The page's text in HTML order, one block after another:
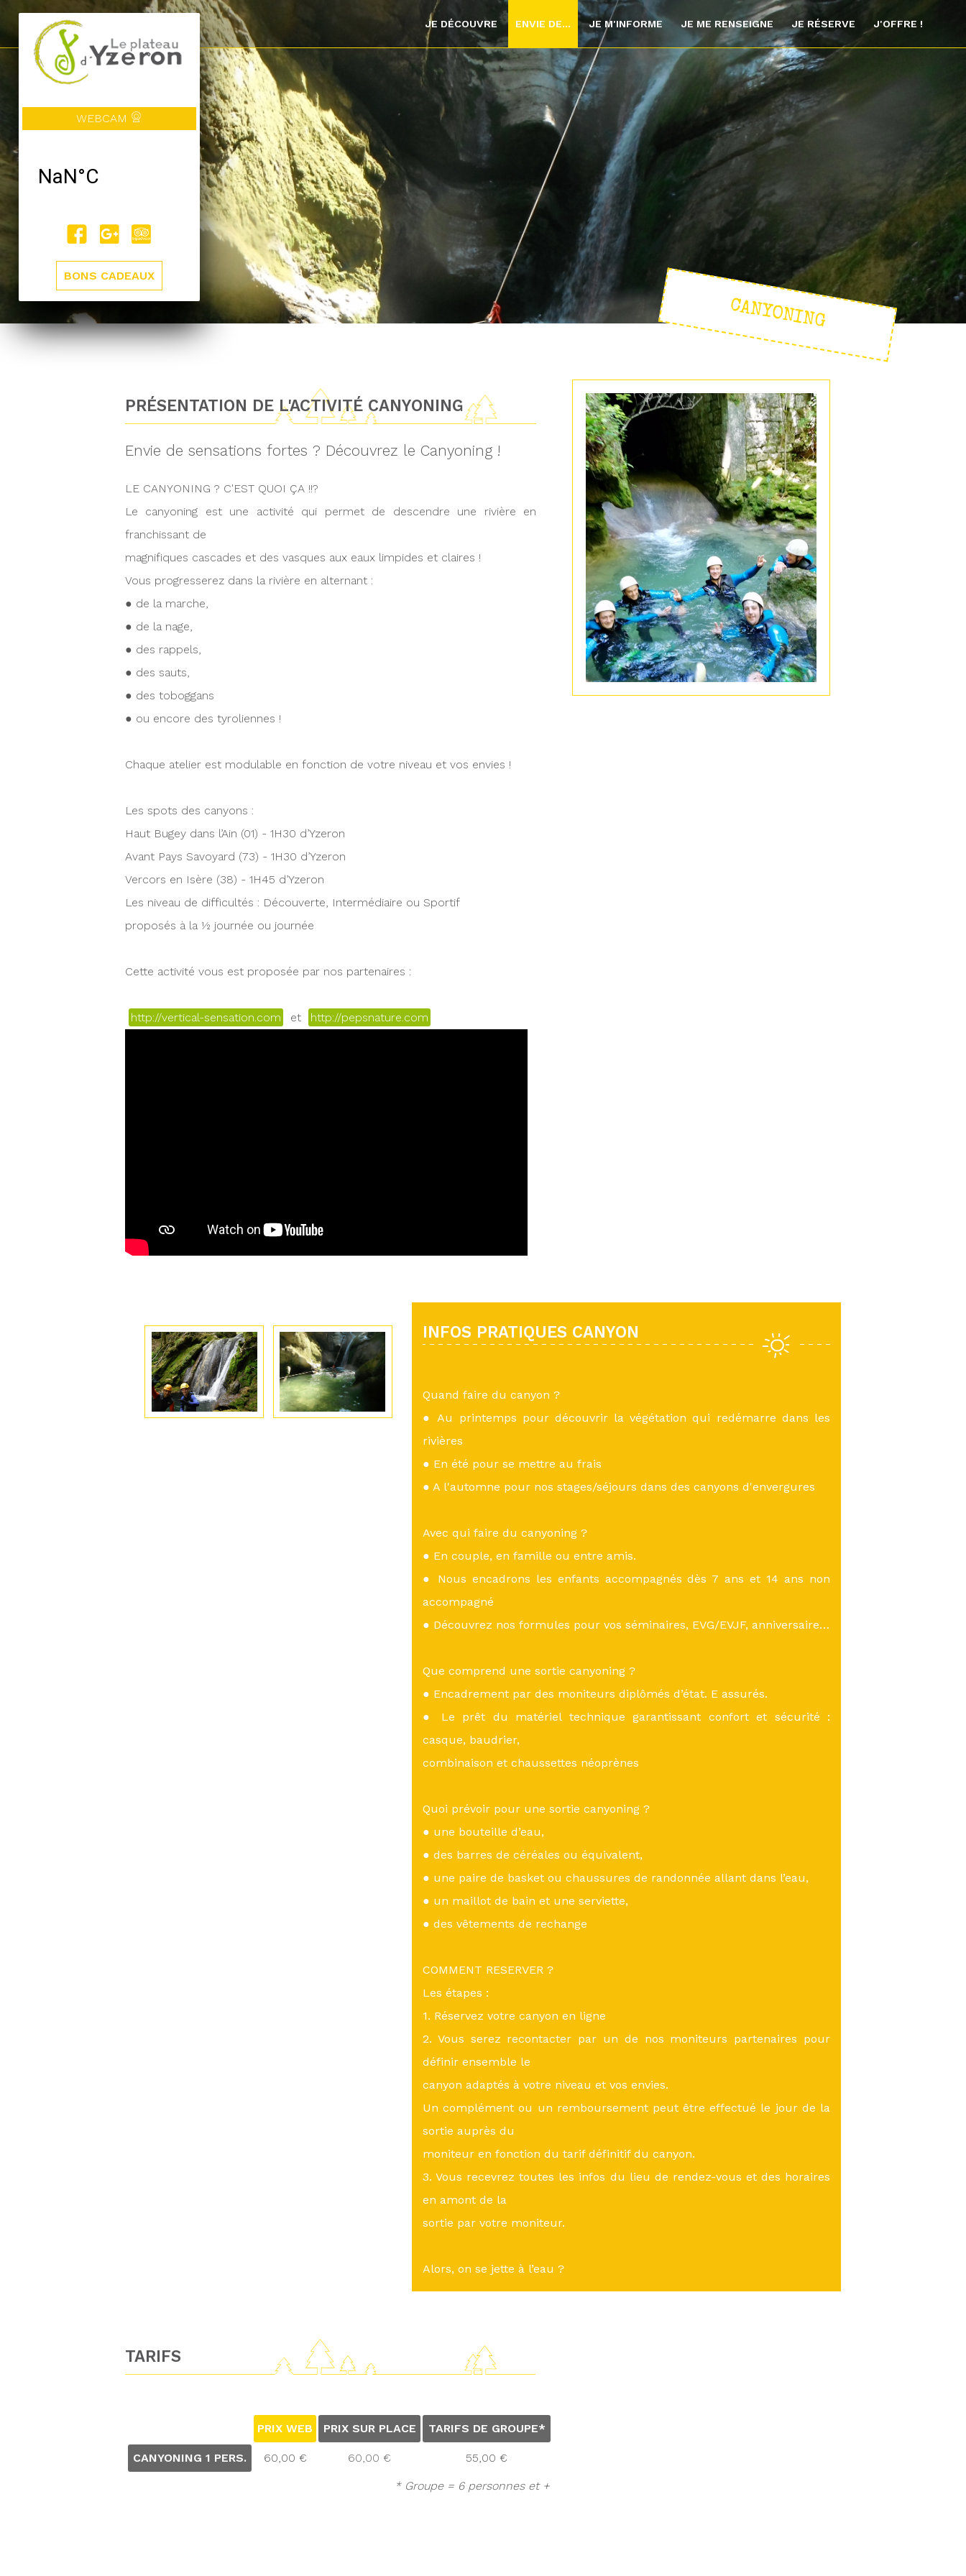
WEBCAM
BONS CADEAUX
JE DÉCOUVRE ENVIE DE... JE M'INFORME JE ME RENSEIGNE JE RÉSERVE J'OFFRE !
CANYONING
PRÉSENTATION DE L'ACTIVITÉ CANYONING
Envie de sensations fortes ? Découvrez le Canyoning !
LE CANYONING ? C'EST QUOI ÇA !!?
Le canyoning est une activité qui permet de descendre une rivière en
franchissant de
magnifiques cascades et des vasques aux eaux limpides et claires !
Vous progresserez dans la rivière en alternant :
● de la marche,
● de la nage,
● des rappels,
● des sauts,
● des toboggans
● ou encore des tyroliennes !
Chaque atelier est modulable en fonction de votre niveau et vos envies !
Les spots des canyons :
Haut Bugey dans l’Ain (01) - 1H30 d’Yzeron
Avant Pays Savoyard (73) - 1H30 d’Yzeron
Vercors en Isère (38) - 1H45 d’Yzeron
Les niveau de difficultés : Découverte, Intermédiaire ou Sportif
proposés à la ½ journée ou journée
Cette activité vous est proposée par nos partenaires :
http://vertical-sensation.com et http://pepsnature.com
INFOS PRATIQUES CANYON
Quand faire du canyon ?
● Au printemps pour découvrir la végétation qui redémarre dans les
rivières
● En été pour se mettre au frais
● A l'automne pour nos stages/séjours dans des canyons d'envergures
Avec qui faire du canyoning ?
● En couple, en famille ou entre amis.
● Nous encadrons les enfants accompagnés dès 7 ans et 14 ans non
accompagné
● Découvrez nos formules pour vos séminaires, EVG/EVJF, anniversaire…
Que comprend une sortie canyoning ?
● Encadrement par des moniteurs diplômés d’état. E assurés.
● Le prêt du matériel technique garantissant confort et sécurité :
casque, baudrier,
combinaison et chaussettes néoprènes
Quoi prévoir pour une sortie canyoning ?
● une bouteille d’eau,
● des barres de céréales ou équivalent,
● une paire de basket ou chaussures de randonnée allant dans l’eau,
● un maillot de bain et une serviette,
● des vêtements de rechange
COMMENT RESERVER ?
Les étapes :
1. Réservez votre canyon en ligne
2. Vous serez recontacter par un de nos moniteurs partenaires pour
définir ensemble le
canyon adaptés à votre niveau et vos envies.
Un complément ou un remboursement peut être effectué le jour de la
sortie auprès du
moniteur en fonction du tarif définitif du canyon.
3. Vous recevrez toutes les infos du lieu de rendez-vous et des horaires
en amont de la
sortie par votre moniteur.
Alors, on se jette à l’eau ?
TARIFS
PRIX WEB PRIX SUR PLACE TARIFS DE GROUPE*
CANYONING 1 PERS. 60,00 € 60,00 € 55,00 €
* Groupe = 6 personnes et +